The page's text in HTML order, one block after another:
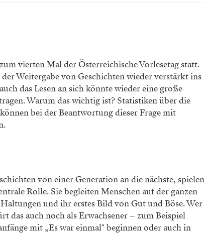
vierten Mal der Österreichische Vorlesetag statt.
Weitergabe von Geschichten wieder verstärkt ins
das Lesen an sich könnte wieder eine große
Warum das wichtig ist? Statistiken über die
bei der Beantwortung dieser Frage mit
von einer Generation an die nächste, spielen
Rolle. Sie begleiten Menschen auf der ganzen
und ihr erstes Bild von Gut und Böse. Wer
das auch noch als Erwachsener – zum Beispiel
mit „Es war einmal" beginnen oder auch in